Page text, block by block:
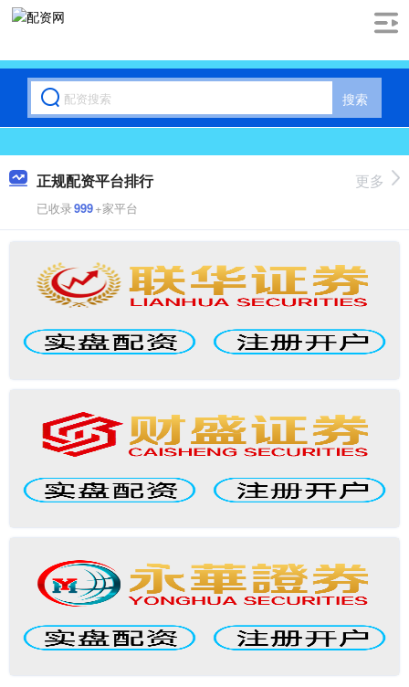
搜索
正规配资平台排行
已收录999+家平台
更多